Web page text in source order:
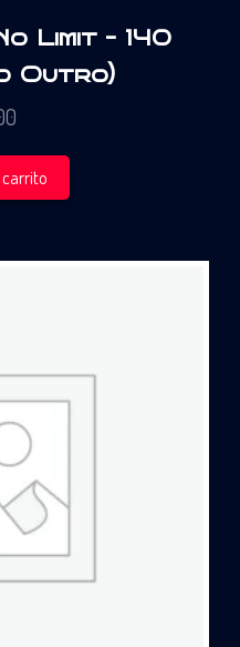
Limit – 140
Outro)